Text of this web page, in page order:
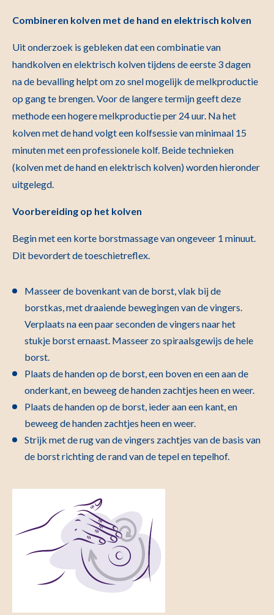
Combineren kolven met de hand en elektrisch kolven
Uit onderzoek is gebleken dat een combinatie van
handkolven en elektrisch kolven tijdens de eerste 3 dagen
na de bevalling helpt om zo snel mogelijk de melkproductie
op gang te brengen. Voor de langere termijn geeft deze
methode een hogere melkproductie per 24 uur. Na het
kolven met de hand volgt een kolfsessie van minimaal 15
minuten met een professionele kolf. Beide technieken
(kolven met de hand en elektrisch kolven) worden hieronder
uitgelegd.
Voorbereiding op het kolven
Begin met een korte borstmassage van ongeveer 1 minuut.
Dit bevordert de toeschietreflex.
Masseer de bovenkant van de borst, vlak bij de
borstkas, met draaiende bewegingen van de vingers.
Verplaats na een paar seconden de vingers naar het
stukje borst ernaast. Masseer zo spiraalsgewijs de hele
borst.
Plaats de handen op de borst, een boven en een aan de
onderkant, en beweeg de handen zachtjes heen en weer.
Plaats de handen op de borst, ieder aan een kant, en
beweeg de handen zachtjes heen en weer.
Strijk met de rug van de vingers zachtjes van de basis van
de borst richting de rand van de tepel en tepelhof.